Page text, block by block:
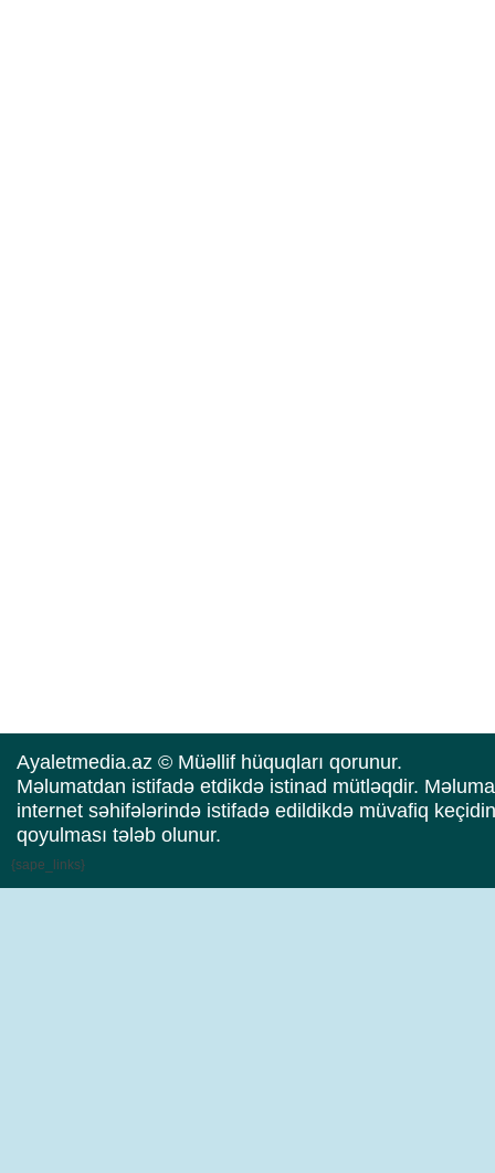
Ayaletmedia.az © Müəllif hüquqları qorunur.
Məlumatdan istifadə etdikdə istinad mütləqdir.
internet səhifələrində istifadə edildikdə müvafiq keçidin
qoyulması tələb olunur.
{sape_links}